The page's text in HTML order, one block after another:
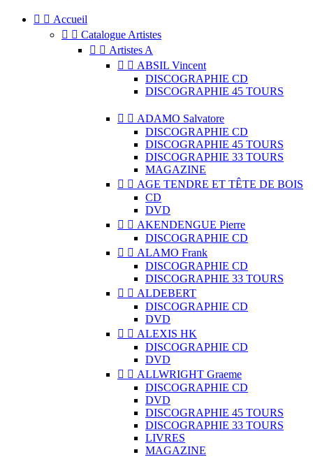
  Accueil
  Catalogue Artistes
  Artistes A
  ABSIL Vincent
DISCOGRAPHIE CD
DISCOGRAPHIE 45 TOURS
  ADAMO Salvatore
DISCOGRAPHIE CD
DISCOGRAPHIE 45 TOURS
DISCOGRAPHIE 33 TOURS
MAGAZINE
  AGE TENDRE ET TÊTE DE BOIS
CD
DVD
  AKENDENGUE Pierre
DISCOGRAPHIE CD
  ALAMO Frank
DISCOGRAPHIE CD
DISCOGRAPHIE 33 TOURS
  ALDEBERT
DISCOGRAPHIE CD
DVD
  ALEXIS HK
DISCOGRAPHIE CD
DVD
  ALLWRIGHT Graeme
DISCOGRAPHIE CD
DVD
DISCOGRAPHIE 45 TOURS
DISCOGRAPHIE 33 TOURS
LIVRES
MAGAZINE